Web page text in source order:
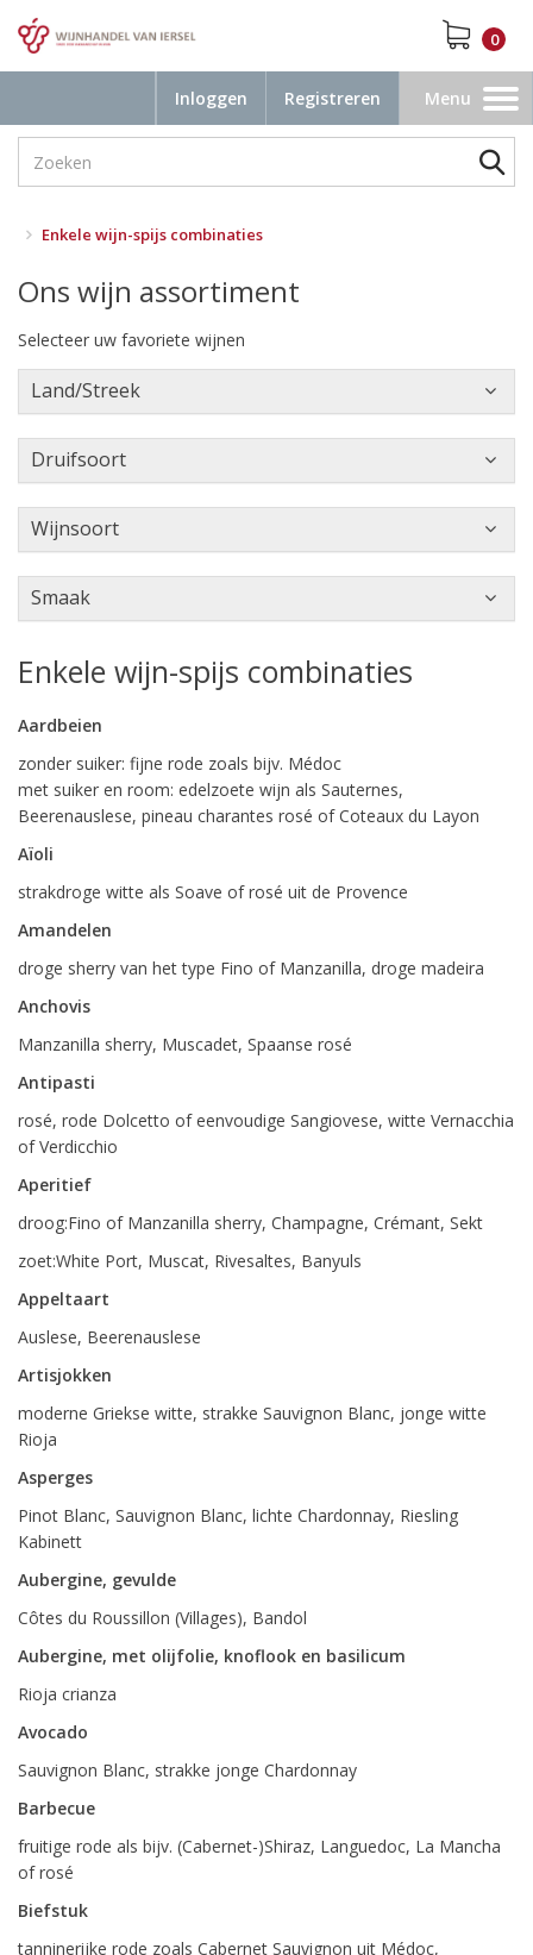
0
Inloggen Registreren
Toggle
navigation
Menu
Enkele wijn-spijs combinaties
Ons wijn assortiment
Selecteer uw favoriete wijnen
Land/Streek
Druifsoort
Wijnsoort
Smaak
Enkele wijn-spijs combinaties
Aardbeien
zonder suiker: fijne rode zoals bijv. Médoc
met suiker en room: edelzoete wijn als Sauternes,
Beerenauslese, pineau charantes rosé of Coteaux du Layon
Aïoli
strakdroge witte als Soave of rosé uit de Provence
Amandelen
droge sherry van het type Fino of Manzanilla, droge madeira
Anchovis
Manzanilla sherry, Muscadet, Spaanse rosé
Antipasti
rosé, rode Dolcetto of eenvoudige Sangiovese, witte Vernacchia
of Verdicchio
Aperitief
droog:Fino of Manzanilla sherry, Champagne, Crémant, Sekt
zoet:White Port, Muscat, Rivesaltes, Banyuls
Appeltaart
Auslese, Beerenauslese
Artisjokken
moderne Griekse witte, strakke Sauvignon Blanc, jonge witte
Rioja
Asperges
Pinot Blanc, Sauvignon Blanc, lichte Chardonnay, Riesling
Kabinett
Aubergine, gevulde
Côtes du Roussillon (Villages), Bandol
Aubergine, met olijfolie, knoflook en basilicum
Rioja crianza
Avocado
Sauvignon Blanc, strakke jonge Chardonnay
Barbecue
fruitige rode als bijv. (Cabernet-)Shiraz, Languedoc, La Mancha
of rosé
Biefstuk
tanninerijke rode zoals Cabernet Sauvignon uit Médoc,